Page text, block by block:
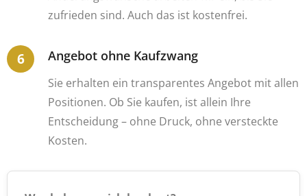
zufrieden sind. Auch das ist kostenfrei.
Angebot ohne Kaufzwang
Sie erhalten ein transparentes Angebot mit allen
Positionen. Ob Sie kaufen, ist allein Ihre
Entscheidung – ohne Druck, ohne versteckte
Kosten.